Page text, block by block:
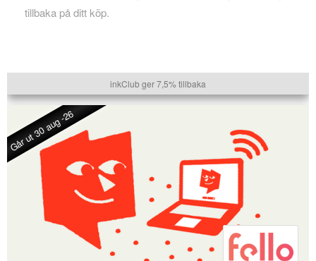
tillbaka på ditt köp.
inkClub ger 7,5% tillbaka
Går ut 30 aug -26